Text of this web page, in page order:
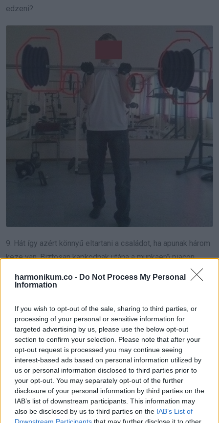
harmonikum.co - Do Not Process My Personal
Information
If you wish to opt-out of the sale, sharing to third parties, or
processing of your personal or sensitive information for
targeted advertising by us, please use the below opt-out
section to confirm your selection. Please note that after your
opt-out request is processed you may continue seeing
interest-based ads based on personal information utilized by
us or personal information disclosed to third parties prior to
your opt-out. You may separately opt-out of the further
disclosure of your personal information by third parties on the
IAB’s list of downstream participants. This information may
also be disclosed by us to third parties on the IAB’s List of
Downstream Participants that may further disclose it to other
edzeni?
9. Hát így azért könnyű eltartani a családot, ha apunak három
keze van. Biztosan kapkodnak utána a munkaerő piacon.